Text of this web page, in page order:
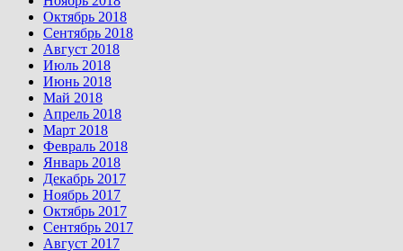
Октябрь 2018
Сентябрь 2018
Август 2018
Июль 2018
Июнь 2018
Май 2018
Апрель 2018
Март 2018
Февраль 2018
Январь 2018
Декабрь 2017
Ноябрь 2017
Октябрь 2017
Сентябрь 2017
Август 2017